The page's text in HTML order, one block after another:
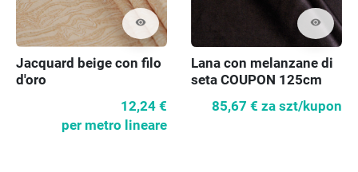
visibility
Jacquard beige con filo
d'oro
12,24 €
per metro lineare
visibility
Lana con melanzane di
seta COUPON 125cm
85,67 € za szt/kupon